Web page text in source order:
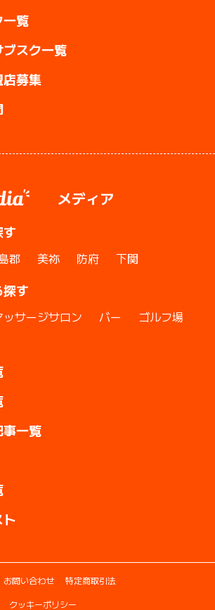
一覧
スク一覧
募集
メディア
郡 美祢 防府 下関
す
サージサロン バー
ゴルフ場
一覧
お問い合わせ
特定商取引法
クッキーポリシー